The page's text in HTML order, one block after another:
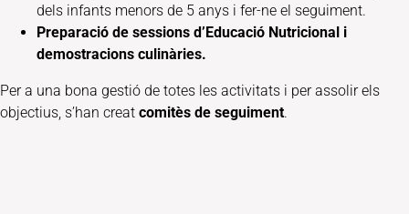
dels infants menors de 5 anys i fer-ne el seguiment.
Preparació de sessions d’Educació Nutricional i
demostracions culinàries.
Per a una bona gestió de totes les activitats i per assolir els
objectius, s’han creat comitès de seguiment.